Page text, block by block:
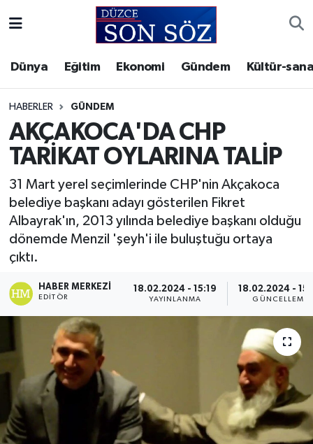
Dünya Eğitim Ekonomi Gündem Kültür-
HABERLER GÜNDEM
AKÇAKOCA'DA CHP
TARİKAT OYLARINA TALİP
31 Mart yerel seçimlerinde CHP'nin Akçakoca
belediye başkanı adayı gösterilen Fikret
Albayrak'ın, 2013 yılında belediye başkanı olduğu
dönemde Menzil 'şeyh'i ile buluştuğu ortaya
çıktı.
HABER MERKEZI
EDITÖR
18.02.2024 - 15:19
YAYINLANMA
18.02.2024 -
GÜNCELLEME
Gizlilik Sözleşmesi
İletişim
Künye
Video Galeri
Akçakoca Hava Durumu
Akçakoca Trafik Yoğunluk Haritası
Süper Lig Puan Durumu ve Fikstür
Tüm Manşetler
Son Dakika Haberleri